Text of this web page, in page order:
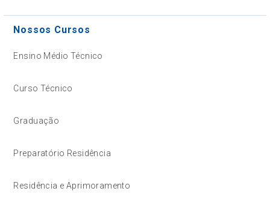
Nossos Cursos
Ensino Médio Técnico
Curso Técnico
Graduação
Preparatório Residência
Residência e Aprimoramento